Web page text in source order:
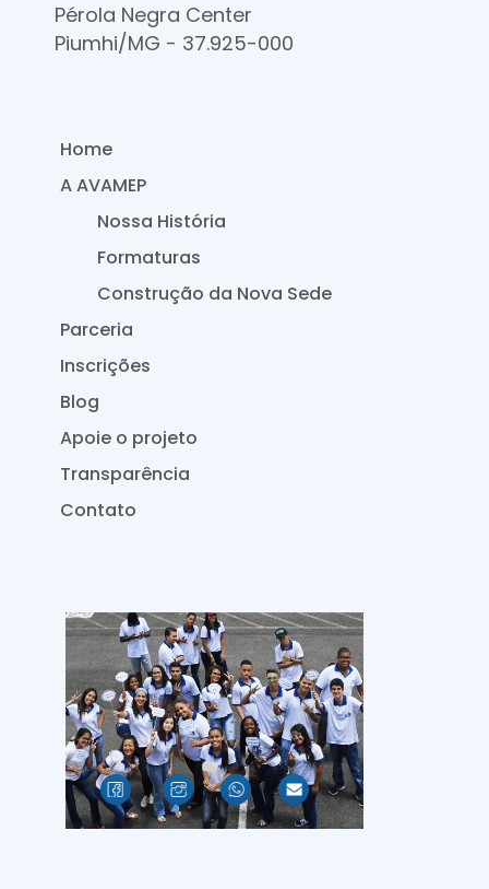
Pérola Negra Center
Piumhi/MG - 37.925-000
Home
A AVAMEP
Nossa História
Formaturas
Construção da Nova Sede
Parceria
Inscrições
Blog
Apoie o projeto
Transparência
Contato